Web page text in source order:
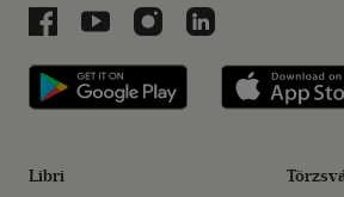
Libri a Facebookon
Libri a Youtube-on
Libri az Instagramon
Libri a
Libri applikáció
Libri